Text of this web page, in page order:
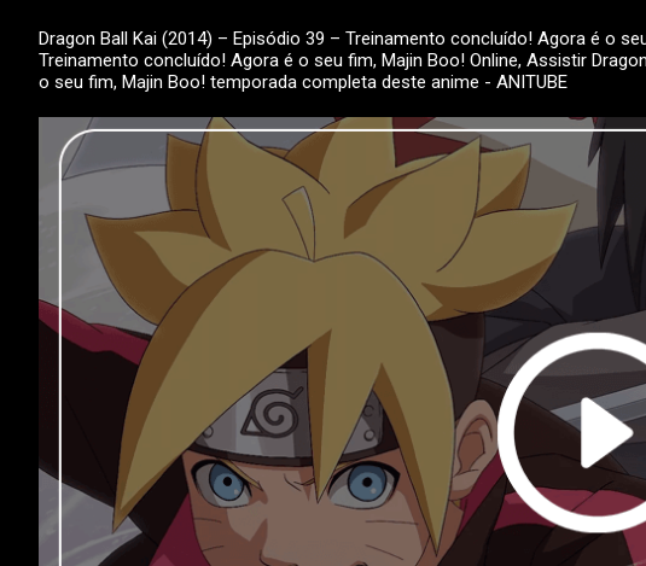
Dragon Ball Kai (2014) – Episódio 39 – Treinamento concluído! Agora é o
Treinamento concluído! Agora é o seu fim, Majin Boo! Online, Assistir
o seu fim, Majin Boo! temporada completa deste anime - ANITUBE